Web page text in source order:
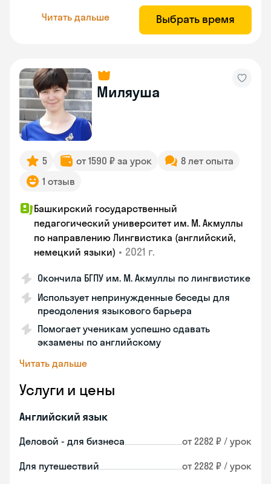
Читать дальше Выбрать время
Миляуша
5 от 1590 ₽ за урок
8 лет опыта
1 отзыв
Башкирский государственный
педагогический университет им. М. Акмуллы
по направлению Лингвистика (английский,
немецкий языки) • 2021 г.
Окончила БГПУ им. М. Акмуллы по лингвистике
Использует непринужденные беседы для
преодоления языкового барьера
Помогает ученикам успешно сдавать
экзамены по английскому
Читать дальше
Услуги и цены
Английский язык
Деловой - для бизнеса от 2282 ₽ / урок
Для путешествий от 2282 ₽ / урок